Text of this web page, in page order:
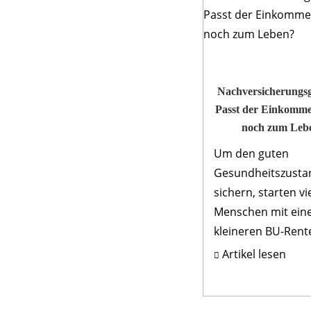
Passt der
noch zum
Um den guten
sichern, starten
Menschen mit
kleineren BU-
ihre Arbeitskraft
Artikel lesen